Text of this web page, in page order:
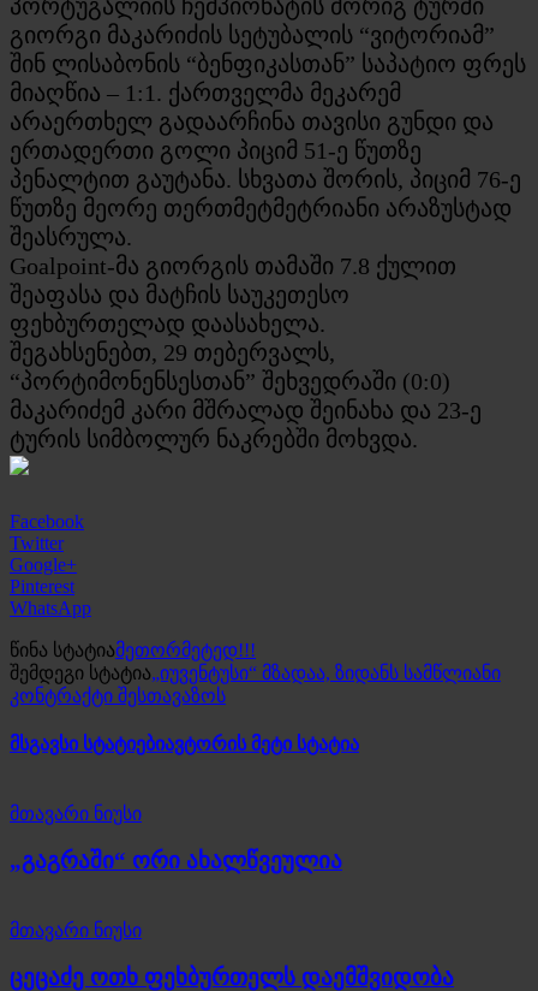
პორტუგალიის ჩემპიონატის მორიგ ტურში
გიორგი მაკარიძის სეტუბალის “ვიტორიამ”
შინ ლისაბონის “ბენფიკასთან” საპატიო ფრეს
მიაღწია – 1:1. ქართველმა მეკარემ
არაერთხელ გადაარჩინა თავისი გუნდი და
ერთადერთი გოლი პიციმ 51-ე წუთზე
პენალტით გაუტანა. სხვათა შორის, პიციმ 76-ე
წუთზე მეორე თერთმეტმეტრიანი არაზუსტად
შეასრულა.
Goalpoint-მა გიორგის თამაში 7.8 ქულით
შეაფასა და მატჩის საუკეთესო
ფეხბურთელად დაასახელა.
შეგახსენებთ, 29 თებერვალს,
“პორტიმონენსესთან” შეხვედრაში (0:0)
მაკარიძემ კარი მშრალად შეინახა და 23-ე
ტურის სიმბოლურ ნაკრებში მოხვდა.
Facebook
Twitter
Google+
Pinterest
WhatsApp
წინა სტატიამეთორმეტედ!!!
შემდეგი სტატია„იუვენტუსი“ მზადაა, ზიდანს სამწლიანი
კონტრაქტი შესთავაზოს
მსგავსი სტატიებიავტორის მეტი სტატია
მთავარი ნიუსი
„გაგრაში“ ორი ახალწვეულია
მთავარი ნიუსი
ცეცაძე ოთხ ფეხბურთელს დაემშვიდობა